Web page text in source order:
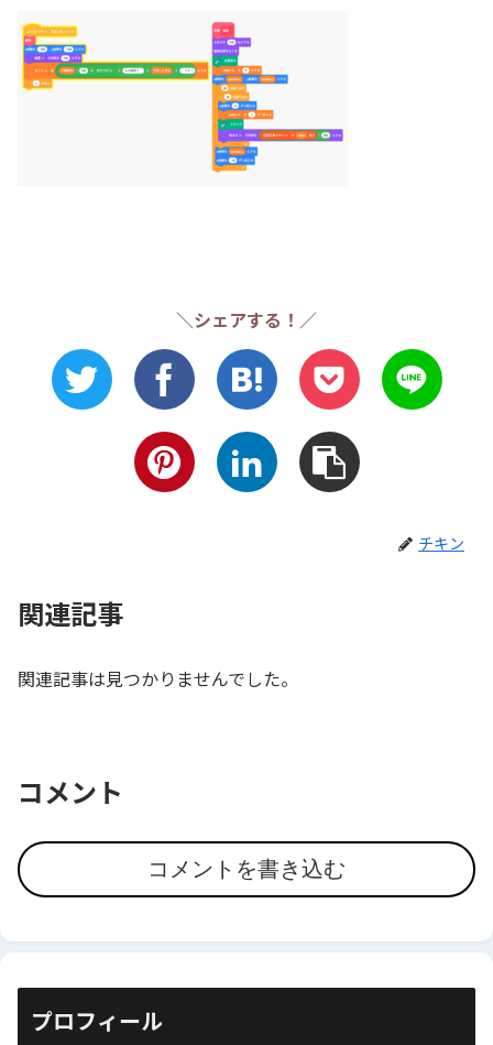
＼シェアする！／
チキン
関連記事
関連記事は見つかりませんでした。
コメント
コメントを書き込む
プロフィール